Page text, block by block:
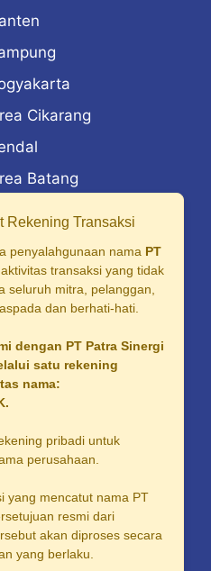
Cikarang
Batang
Madiun
Bogor
Solo
Rekening Transaksi
penyalahgunaan nama PT
transaksi yang tidak
seluruh mitra, pelanggan,
dan berhati-hati.
dengan PT Patra Sinergi
satu rekening
nama:
pribadi untuk
perusahaan.
yang mencatut nama PT
resmi dari
akan diproses secara
yang berlaku.